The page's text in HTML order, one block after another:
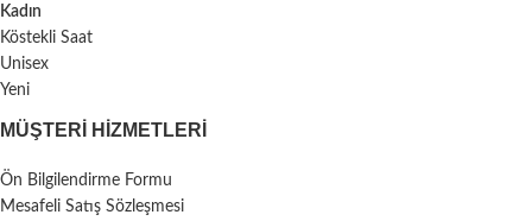
Kadın
Köstekli Saat
Unisex
Yeni
MÜŞTERI HIZMETLERI
Ön Bilgilendirme Formu
Mesafeli Satış Sözleşmesi